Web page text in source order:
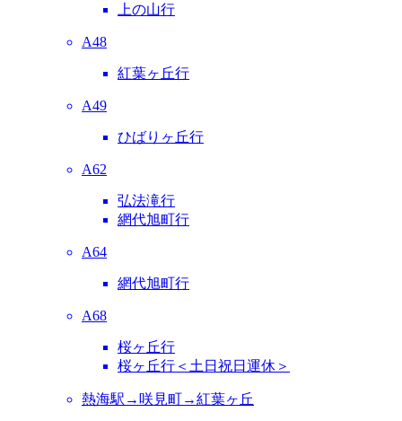
上の山行
A48
紅葉ヶ丘行
A49
ひばりヶ丘行
A62
弘法滝行
網代旭町行
A64
網代旭町行
A68
桜ヶ丘行
桜ヶ丘行＜土日祝日運休＞
熱海駅→咲見町→紅葉ヶ丘